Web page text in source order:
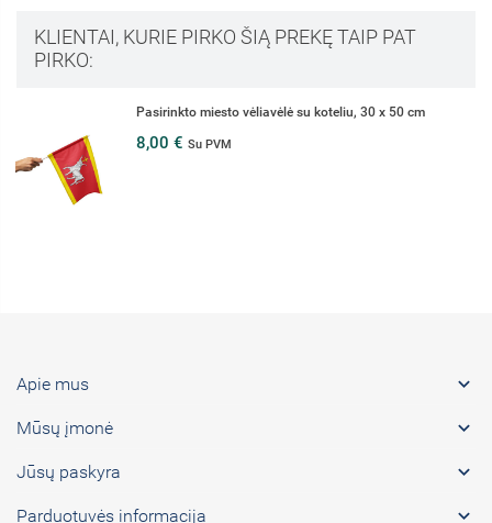
KLIENTAI, KURIE PIRKO ŠIĄ PREKĘ TAIP PAT
PIRKO:
Pasirinkto miesto vėliavėlė su koteliu, 30 x 50 cm
8,00 € Su PVM
Apie mus 
Mūsų įmonė 
Jūsų paskyra 
Parduotuvės informacija 